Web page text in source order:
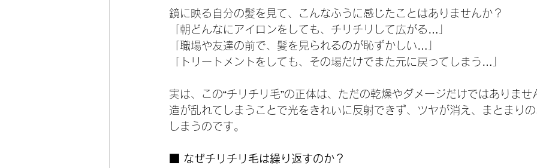
鏡に映る自分の髪を見て、こんなふうに感じたことはありませんか？
「朝どんなにアイロンをしても、チリチリして広がる…」
「職場や友達の前で、髪を見られるのが恥ずかしい…」
「トリートメントをしても、その場だけでまた元に戻ってしまう…」
実は、この“チリチリ毛”の正体は、ただの乾燥やダメージだけではありませ
造が乱れてしまうことで光をきれいに反射できず、ツヤが消え、まとまり
しまうのです。
■ なぜチリチリ毛は繰り返すのか？